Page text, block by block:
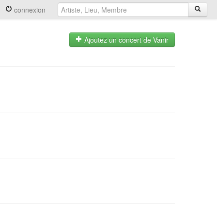
connexion
Ajoutez un concert de Vanir